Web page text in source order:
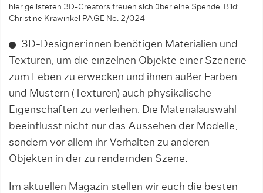
hier gelisteten 3D-Creators freuen sich über eine Spende. Bild:
Christine Krawinkel PAGE No. 2/024
3D-Designer:innen benötigen Materialien und
Texturen, um die einzelnen Objekte einer Szenerie
zum Leben zu erwecken und ihnen außer Farben
und Mustern (Texturen) auch physikalische
Eigenschaften zu verleihen. Die Materialauswahl
beeinflusst nicht nur das Aussehen der Modelle,
sondern vor allem ihr Verhalten zu anderen
Objekten in der zu rendernden Szene.
Im aktuellen Magazin stellen wir euch die besten